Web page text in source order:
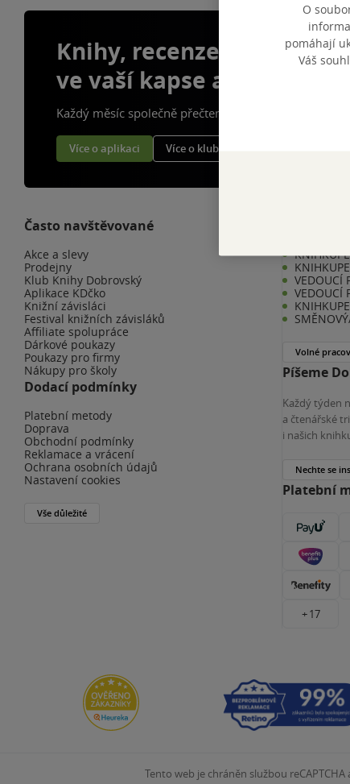
Knihy, recenze a klubové
ve vaší kapse a naší
Každý měsíc společně přečteme tisíce knih
Více o aplikaci Více o klubu
Často navštěvované
Akce a slevy
Prodejny
Klub Knihy Dobrovský
Aplikace KDčko
Knižní závisláci
Festival knižních závisláků
Affiliate spolupráce
Dárkové poukazy
Poukazy pro firmy
Nákupy pro školy
Dodací podmínky
Platební metody
Doprava
Obchodní podmínky
Reklamace a vrácení
Ochrana osobních údajů
Nastavení cookies
Vše důležité
VEDOUCÍ
VEDOUCÍ
Volné
Píšeme
Každý týden
a čtenářské
i našich
Nechte se
Platební
+ 17
Tento web je chráněn službou
O
pomáhají
Váš